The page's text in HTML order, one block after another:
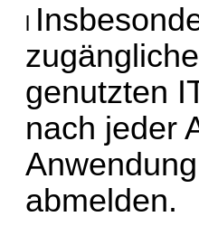
l
genutzten
nach jeder
abmelden.